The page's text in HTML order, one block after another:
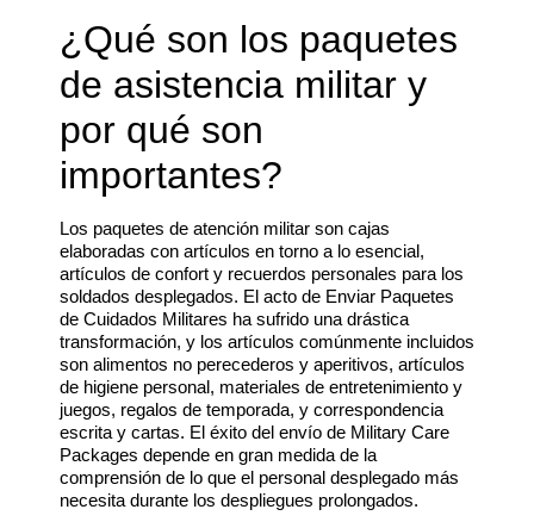
¿Qué son los paquetes
de asistencia militar y
por qué son
importantes?
Los paquetes de atención militar son cajas
elaboradas con artículos en torno a lo esencial,
artículos de confort y recuerdos personales para los
soldados desplegados. El acto de Enviar Paquetes
de Cuidados Militares ha sufrido una drástica
transformación, y los artículos comúnmente incluidos
son alimentos no perecederos y aperitivos, artículos
de higiene personal, materiales de entretenimiento y
juegos, regalos de temporada, y correspondencia
escrita y cartas. El éxito del envío de Military Care
Packages depende en gran medida de la
comprensión de lo que el personal desplegado más
necesita durante los despliegues prolongados.